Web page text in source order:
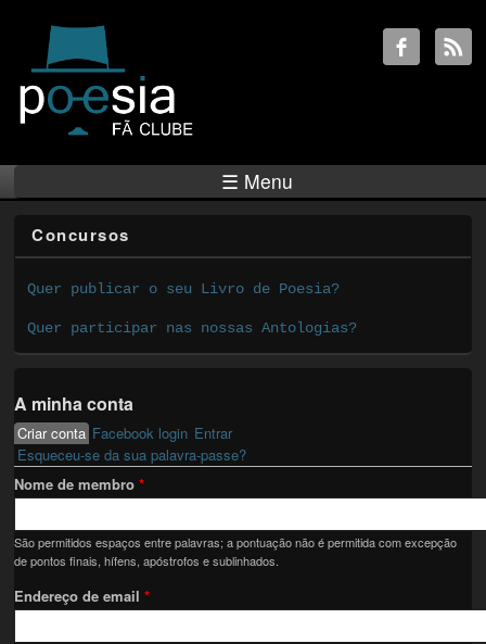
☰ Menu
Concursos
Quer publicar o seu Livro de Poesia?
Quer participar nas nossas Antologias?
A minha conta
Primary tabs
Criar conta (active tab)
Facebook login Entrar
Esqueceu-se da sua palavra-passe?
Nome de membro*
São permitidos espaços entre palavras; a pontuação não é permitida com excepção
de pontos finais, hífens, apóstrofos e sublinhados.
Endereço de email*